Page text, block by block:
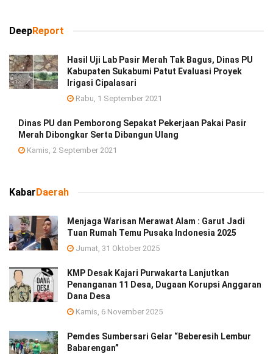
DeepReport
Hasil Uji Lab Pasir Merah Tak Bagus, Dinas PU
Kabupaten Sukabumi Patut Evaluasi Proyek
Irigasi Cipalasari
Rabu, 1 September 2021
Dinas PU dan Pemborong Sepakat Pekerjaan Pakai Pasir
Merah Dibongkar Serta Dibangun Ulang
Kamis, 2 September 2021
Kabar Daerah
Menjaga Warisan Merawat Alam : Garut Jadi
Tuan Rumah Temu Pusaka Indonesia 2025
Jumat, 31 Oktober 2025
KMP Desak Kajari Purwakarta Lanjutkan
Penanganan 11 Desa, Dugaan Korupsi Anggaran
Dana Desa
Kamis, 6 November 2025
Pemdes Sumbersari Gelar “Beberesih Lembur
Babarengan”